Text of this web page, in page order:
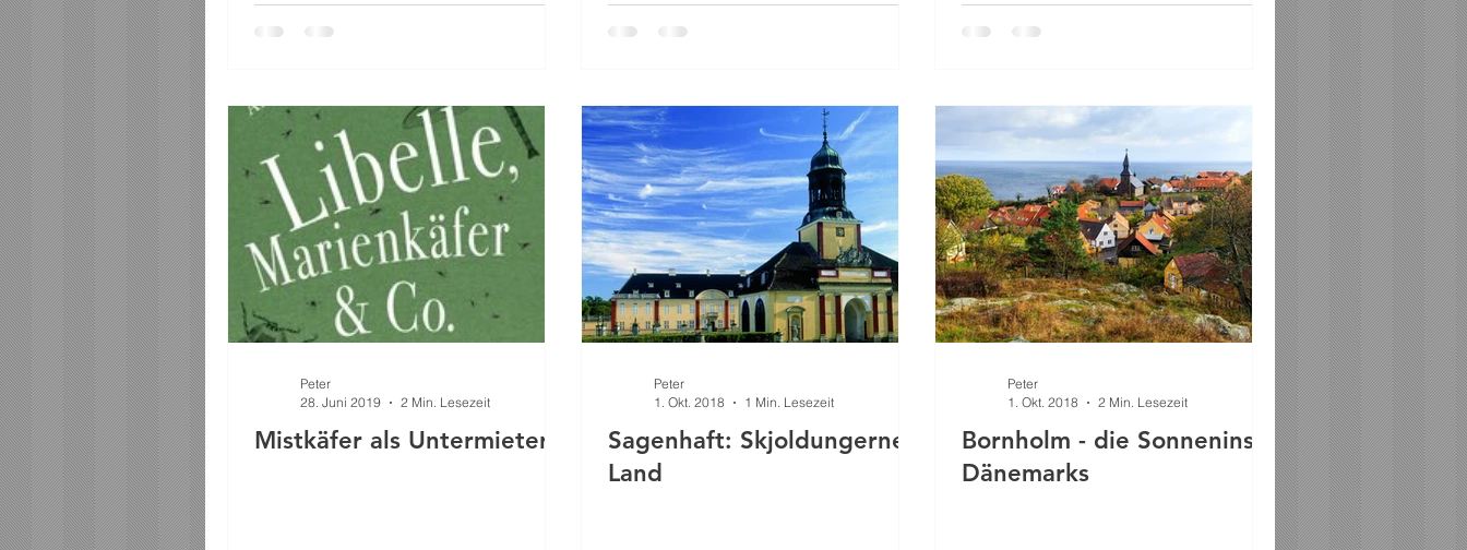
Mistkäfer als Untermieter
Peter
28. Juni 2019
2 Min. Lesezeit
Sagenhaft: Skjoldungernes
Land
Peter
1. Okt. 2018
1 Min. Lesezeit
Bornholm - die Sonneninsel
Dänemarks
Peter
1. Okt. 2018
2 Min. Lesezeit